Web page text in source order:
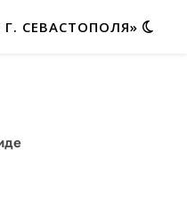
Г. СЕВАСТОПОЛЯ»